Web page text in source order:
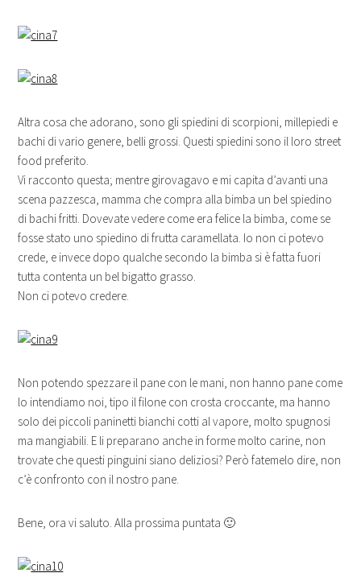
Altra cosa che adorano, sono gli spiedini di scorpioni, millepiedi e
bachi di vario genere, belli grossi. Questi spiedini sono il loro street
food preferito.
Vi racconto questa; mentre girovagavo e mi capita d’avanti una
scena pazzesca, mamma che compra alla bimba un bel spiedino
di bachi fritti. Dovevate vedere come era felice la bimba, come se
fosse stato uno spiedino di frutta caramellata. Io non ci potevo
crede, e invece dopo qualche secondo la bimba si è fatta fuori
tutta contenta un bel bigatto grasso.
Non ci potevo credere.
Non potendo spezzare il pane con le mani, non hanno pane come
lo intendiamo noi, tipo il filone con crosta croccante, ma hanno
solo dei piccoli paninetti bianchi cotti al vapore, molto spugnosi
ma mangiabili. E li preparano anche in forme molto carine, non
trovate che questi pinguini siano deliziosi? Però fatemelo dire, non
c’è confronto con il nostro pane.
Bene, ora vi saluto. Alla prossima puntata 🙂